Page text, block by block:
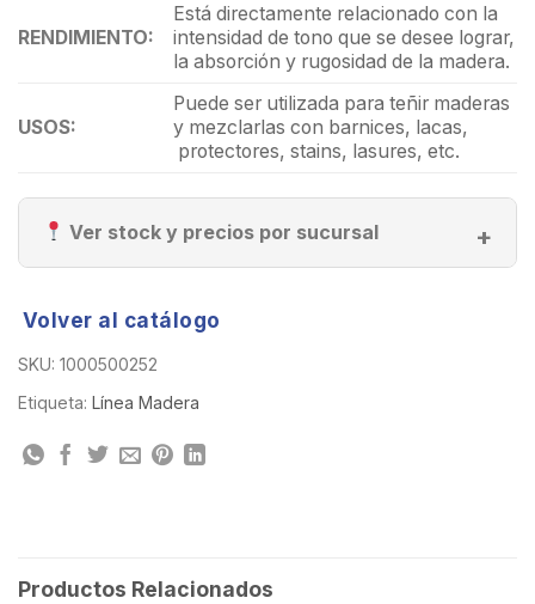
RENDIMIENTO:
Está directamente relacionado con la
intensidad de tono que se desee lograr,
la absorción y rugosidad de la madera.
USOS:
Puede ser utilizada para teñir maderas
y mezclarlas con barnices, lacas,
protectores, stains, lasures, etc.
Ver stock y precios por sucursal
Volver al catálogo
SKU: 1000500252
Etiqueta: Línea Madera
Productos Relacionados